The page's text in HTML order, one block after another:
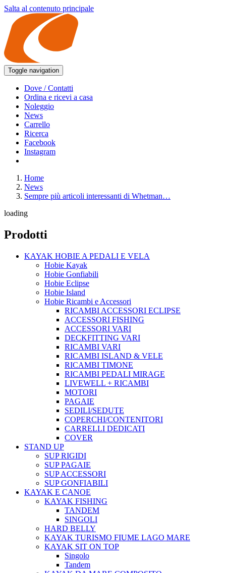
Salta al contenuto principale
Toggle navigation
Dove / Contatti
Ordina e ricevi a casa
Noleggio
News
Carrello
Ricerca
Facebook
Instagram
Home
News
Sempre più articoli interessanti di Whetman…
loading
Prodotti
KAYAK HOBIE A PEDALI E VELA
Hobie Kayak
Hobie Gonfiabili
Hobie Eclipse
Hobie Island
Hobie Ricambi e Accessori
RICAMBI ACCESSORI ECLIPSE
ACCESSORI FISHING
ACCESSORI VARI
DECKFITTING VARI
RICAMBI VARI
RICAMBI ISLAND & VELE
RICAMBI TIMONE
RICAMBI PEDALI MIRAGE
LIVEWELL + RICAMBI
MOTORI
PAGAIE
SEDILI/SEDUTE
COPERCHI/CONTENITORI
CARRELLI DEDICATI
COVER
STAND UP
SUP RIGIDI
SUP PAGAIE
SUP ACCESSORI
SUP GONFIABILI
KAYAK E CANOE
KAYAK FISHING
TANDEM
SINGOLI
HARD BELLY
KAYAK TURISMO FIUME LAGO MARE
KAYAK SIT ON TOP
Singolo
Tandem